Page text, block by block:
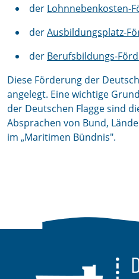
der Lohnnebenkosten-
derAusbildungsplatz-
der Berufsbildungs-
Diese Förderung der
angelegt. Eine wichtige
der Deutschen Flagge sind
Absprachen von Bund,
im „Maritimen Bündnis".